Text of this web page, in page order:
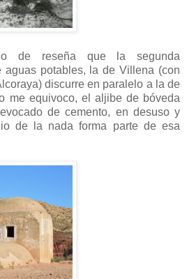
de reseña que la segunda
aguas potables, la de Villena (con
discurre en paralelo a la de
me equivoco, el aljibe de bóveda
de cemento, en desuso y
de la nada forma parte de esa